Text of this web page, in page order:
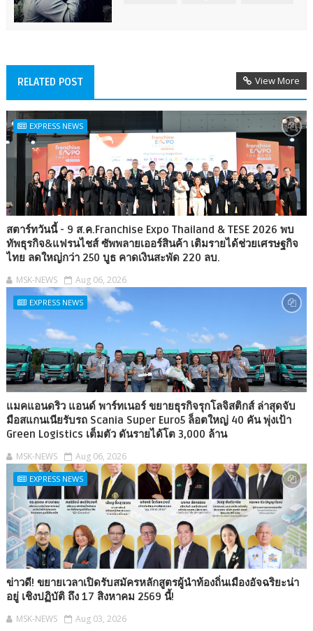
RELATED POST View More
EXPRESS NEWS
สตาร์ทวันนี้ - 9 ส.ค.Franchise Expo Thailand & TESE 2026 พบ
ทัพธุรกิจ&แฟรนไชส์ ซัพพลายเออร์สินค้า เติมรายได้ช่วยเศรษฐกิจ
ไทย ลดใหญ่กว่า 250 บูธ คาดเงินสะพัด 220 ลบ.
MSK-NEWS Aug 06, 2026
EXPRESS NEWS
แมคแอนดริว แอนด์ พาร์ทเนอร์ ขยายธุรกิจรุกโลจิสติกส์ ล่าสุดจับ
มือสแกนเนียรับรถ Scania Super Euro5 ล็อตใหญ่ 40 คัน พุ่งเป้า
Green Logistics เต็มตัว ดันรายได้โต 3,000 ล้าน
MSK-NEWS Aug 06, 2026
EXPRESS NEWS
ข่าวดี! ขยายเวลาเปิดรับสมัครหลักสูตรผู้นำท้องถิ่นเมืองอัจฉริยะน่า
อยู่ เชิงปฏิบัติ ถึง 17 สิงหาคม 2569 นี้!
MSK-NEWS Aug 03, 2026